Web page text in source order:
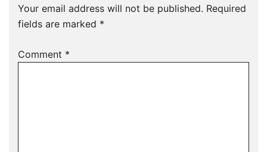
Your email address will not be published. Required
fields are marked *
Comment *